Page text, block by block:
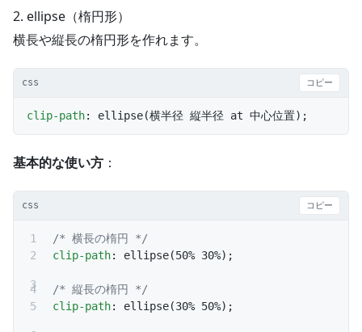
2. ellipse（楕円形）
横長や縦長の楕円形を作れます。
css コピー
clip-path: ellipse(横半径 縦半径 at 中心位置);
基本的な使い方 ：
css コピー
/* 横長の楕円 */
clip-path: ellipse(50% 30%);
/* 縦長の楕円 */
clip-path: ellipse(30% 50%);